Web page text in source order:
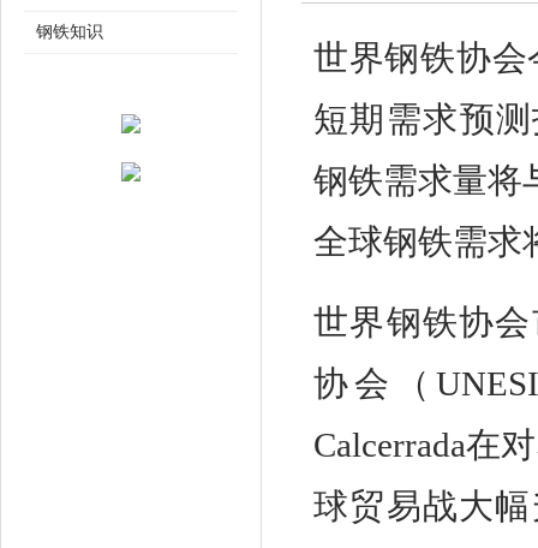
钢铁知识
世界钢铁协会
短期需求预
钢铁需求量将
全球钢铁需求
世界钢铁协
协会（
Calcerrada在
球贸易战大